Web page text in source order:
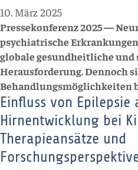
10. März 2025
Pressekonferenz 2025 —
psychiatrische
globale gesundheitliche und
Herausforderung. Dennoch
Behandlungsmöglichkeiten
Einfluss von Epilepsie
Hirnentwicklung bei
Therapieansätze und